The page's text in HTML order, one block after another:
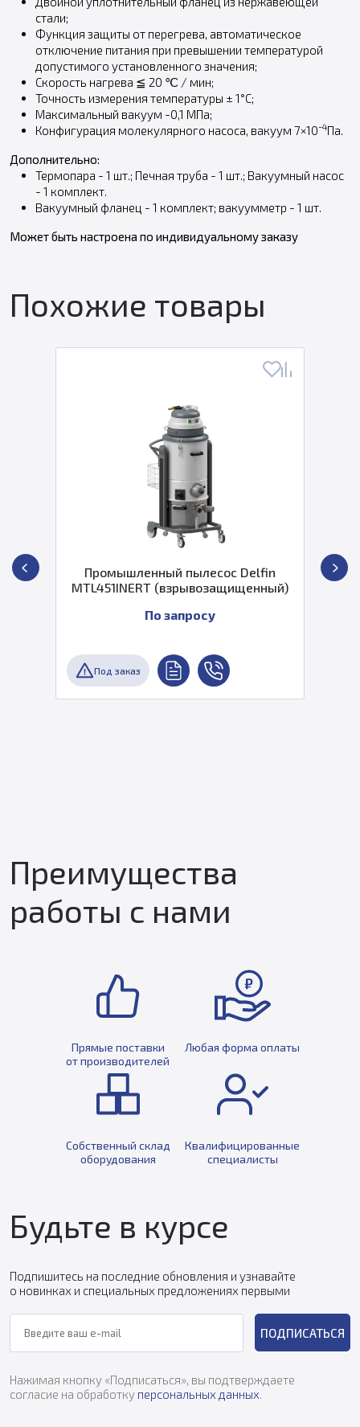
стали;
Функция защиты от перегрева, автоматическое
отключение питания при превышении температурой
допустимого установленного значения;
Скорость нагрева ≦ 20 ℃ / мин;
Точность измерения температуры ± 1°С;
Максимальный вакуум -0,1 МПа;
Конфигурация молекулярного насоса, вакуум 7×10-4Па.
Дополнительно:
Термопара - 1 шт.; Печная труба - 1 шт.; Вакуумный насос
- 1 комплект.
Вакуумный фланец - 1 комплект; вакуумметр - 1 шт.
Может быть настроена по индивидуальному заказу
Похожие товары
Промышленный пылесос Delfin
MTL451INERT (взрывозащищенный)
По запросу
Под заказ
Преимущества
работы с нами
Прямые поставки
от производителей
Любая форма оплаты
Собственный склад
оборудования
Квалифицированные
специалисты
Будьте в курсе
Подпишитесь на последние обновления и узнавайте
о новинках и специальных предложениях первыми
ПОДПИСАТЬСЯ
Нажимая кнопку «Подписаться», вы подтверждаете
согласие на обработку персональных данных